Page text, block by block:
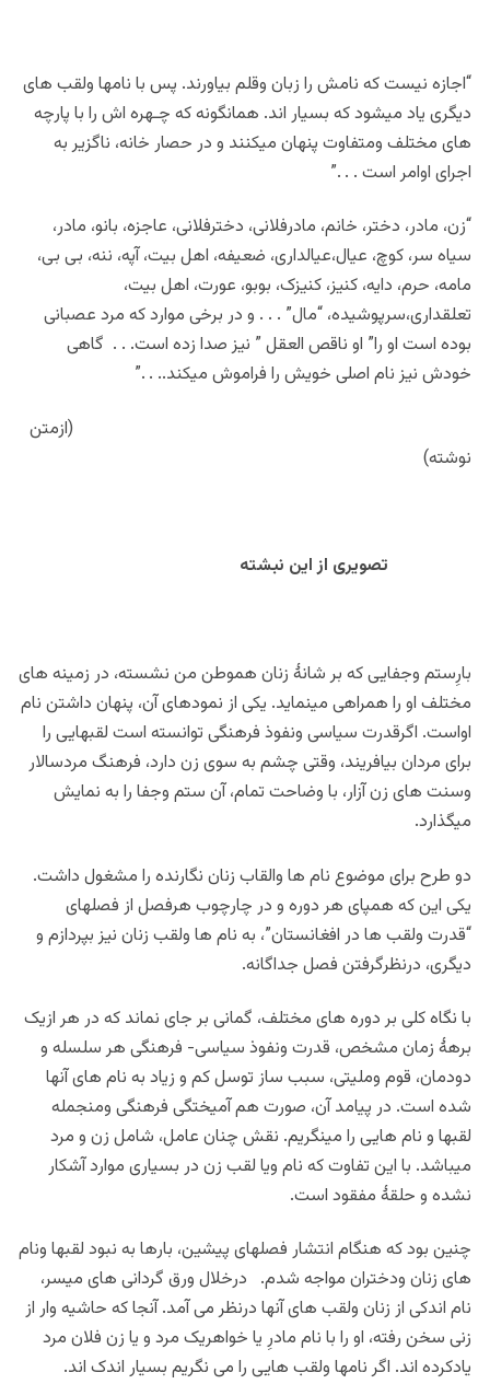
“اجازه نیست که نامش را زبان وقلم بیاورند. پس با نامها ولقب های
دیگری یاد میشود که بسیار اند. همانگونه که چـهره اش را با پارچه
های مختلف ومتفاوت پنهان میکنند و در حصار خانه، ناگزیر به
اجرای اوامر است . . .”
“زن، مادر، دختر، خانم، مادرفلانی، دخترفلانی، عاجزه، بانو، مادر،
سیاه سر، کوچ، عیال،عیالداری، ضعیفه، اهل بیت، آپه، ننه، بی بی،
مامه، حرم، دایه، کنیز، کنیزک، بوبو، عورت، اهل بیت،
تعلقداری،سرپوشیده، “مال” . . . و در برخی موارد که مرد عصبانی
بوده است او را” او ناقص العقل ” نیز صدا زده است. . . گاهی
خودش نیز نام اصلی خویش را فراموش میکند.. . .”
(ازمتن
نوشته)
تصویری از این نبشته
بارِستم وجفایی که بر شانۀ زنان هموطن من نشسته، در زمینه های
مختلف او را همراهی مینماید. یکی از نمودهای آن، پنهان داشتن نام
اواست. اگرقدرت سیاسی ونفوذ فرهنگی توانسته است لقبهایی را
برای مردان بیافریند، وقتی چشم به سوی زن دارد، فرهنگ مردسالار
وسنت های زن آزار، با وضاحت تمام، آن ستم وجفا را به نمایش
میگذارد.
دو طرح برای موضوع نام ها والقاب زنان نگارنده را مشغول داشت.
یکی این که همپای هر دوره و در چارچوب هرفصل از فصلهای
“قدرت ولقب ها در افغانستان”، به نام ها ولقب زنان نیز بپردازم و
دیگری، درنظرگرفتن فصل جداگانه.
با نگاه کلی بر دوره های مختلف، گمانی بر جای نماند که در هر ازیک
برهۀ زمان مشخص، قدرت ونفوذ سیاسی- فرهنگی هر سلسله و
دودمان، قوم وملیتی، سبب ساز توسل کم و زیاد به نام های آنها
شده است. در پیامد آن، صورت هم آمیختگی فرهنگی ومنجمله
لقبها و نام هایی را مینگریم. نقش چنان عامل، شامل زن و مرد
میباشد. با این تفاوت که نام ویا لقب زن در بسیاری موارد آشکار
نشده و حلقۀ مفقود است.
چنین بود که هنگام انتشار فصلهای پیشین، بارها به نبود لقبها ونام
های زنان ودختران مواجه شدم. درخلال ورق گردانی های میسر،
نام اندکی از زنان ولقب های آنها درنظر می آمد. آنجا که حاشیه وار از
زنی سخن رفته، او را با نام مادرِ یا خواهریک مرد و یا زن فلان مرد
یادکرده اند. اگر نامها ولقب هایی را می نگریم بسیار اندک اند.